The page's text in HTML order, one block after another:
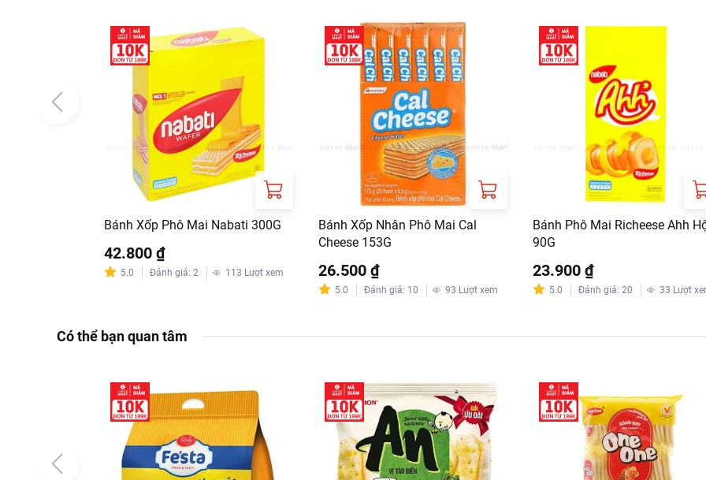
Bảo quản:
Nơi khô ráo, thoáng mát đảm bảo điều kiện an toàn vệ sinh thực phẩm, tránh ánh
Thông tin từ LOTTE MART:
Đơn giá sản phẩm chưa gồm phí giao hàng tùy theo khu vực và đơn hàng của Quý
chính sách tại:
https://www.lottemart.vn/vi-nsg/faq/39
Bánh Xốp Phô Mai Nabati 300G
42.800 ₫
5.0 Đánh giá: 2 113 Lượt xem
Bánh Xốp Nhân Phô Mai Cal
Cheese 153G
26.500 ₫
5.0 Đánh giá: 10 93 Lượt xem
Bánh Phô Mai Richeese Ahh
90G
23.900 ₫
5.0 Đánh giá: 20 33 Lượt
Có thể bạn quan tâm